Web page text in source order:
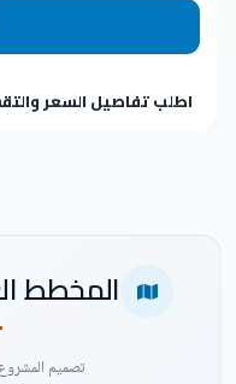
اطلب تفاصيل السعر
المخطط
تصميم